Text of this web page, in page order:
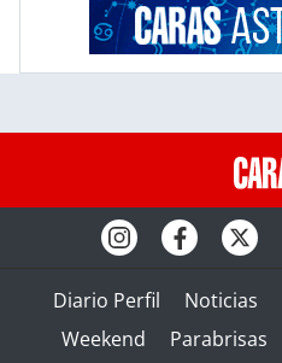
Diario Perfil Noticias
Weekend
Parabrisas